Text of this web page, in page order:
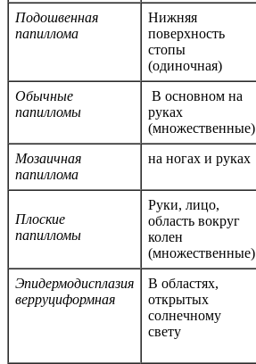
Подошвенная
папиллома
Нижняя
поверхность
стопы
(одиночная)
Обычные
папилломы
В основном на
руках
(множественные)
Мозаичная
папиллома
на ногах и руках
Плоские
папилломы
Руки, лицо,
область вокруг
колен
(множественные)
Эпидермодисплазия
верруциформная
В областях,
открытых
солнечному
свету